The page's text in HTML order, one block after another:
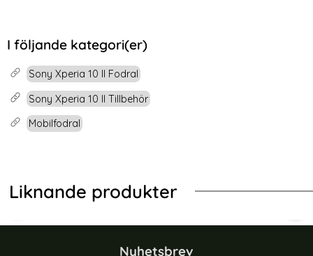
I följande kategori(er)
Sony Xperia 10 II Fodral
Sony Xperia 10 II Tillbehör
Mobilfodral
Liknande produkter
10 II - Plånboksfodral - Röd (Röd)Sony Xperia 1 VI Fodral Premium
Nyhetsbrev